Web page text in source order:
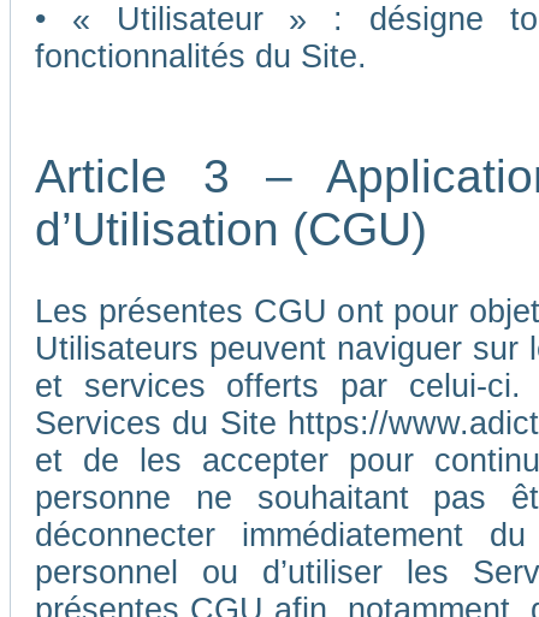
• « Utilisateur » : désigne
fonctionnalités du Site.
Article 3 –
d’Utilisation (CGU)
Les présentes CGU ont pour
Utilisateurs peuvent naviguer
et services offerts par celui-ci.
Services du Site https://
et de les accepter pour
personne ne souhaitant pas
déconnecter immédiatement
personnel ou d’utiliser les
présentes CGU afin,